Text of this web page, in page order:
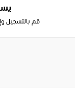
قم بالتسجيل